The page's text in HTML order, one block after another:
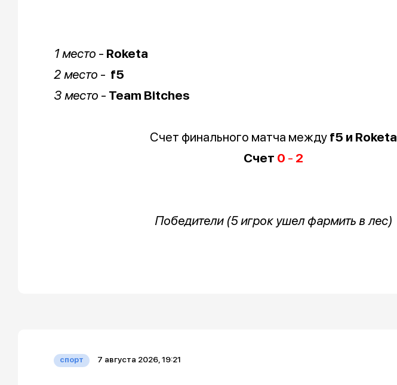
1 место - Roketa
2 место - f5
3 место - Team Bitches
Счет финального матча между f5 и Roketa
Счет 0 - 2
Победители (5 игрок ушел фармить в лес)
спорт 7 августа 2026, 19:21